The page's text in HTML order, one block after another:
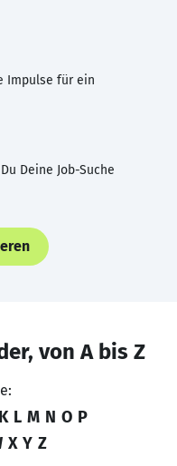
Impulse für ein
Deine Job-Suche
von A bis Z
K L M N O P
X Y Z